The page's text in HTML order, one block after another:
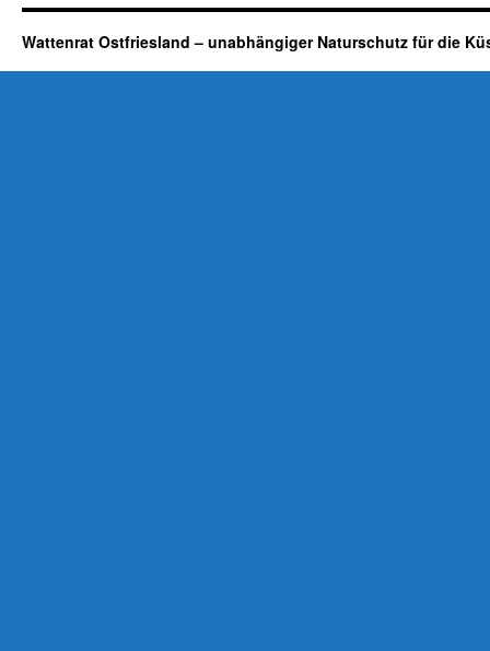
Wattenrat Ostfriesland – unabhängiger Naturschutz für die